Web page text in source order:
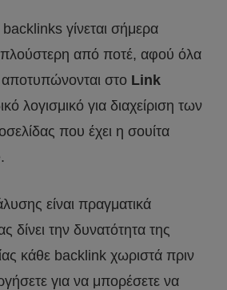
γίνεται σήμερα
από ποτέ, αφού όλα
στο Link
λογισμικό για διαχείριση των
που έχει η σουίτα
είναι πραγματικά
δίνει την δυνατότητα της
κάθε backlink χωριστά πριν
για να μπορέσετε να